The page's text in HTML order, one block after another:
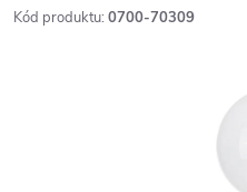
Kód produktu: 0700-70309